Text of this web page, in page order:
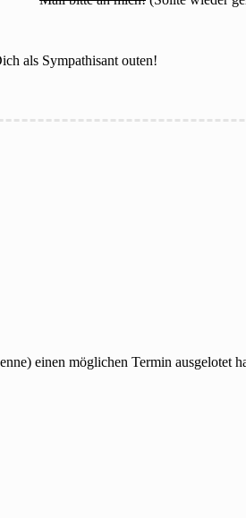
als Sympathisant outen!
einen möglichen Termin ausgelotet